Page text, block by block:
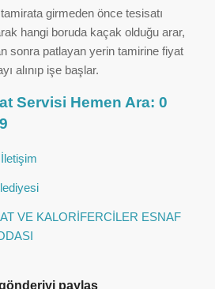
girmeden önce tesisatı
hangi boruda kaçak olduğu arar,
sonra patlayan yerin tamirine fiyat
alınıp işe başlar.
Servisi Hemen Ara: 0
VE KALORİFERCİLER ESNAF
paylaş